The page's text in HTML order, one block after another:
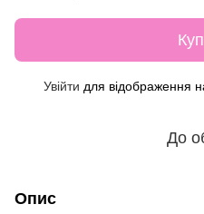
Увійти для відображення
До
Опис